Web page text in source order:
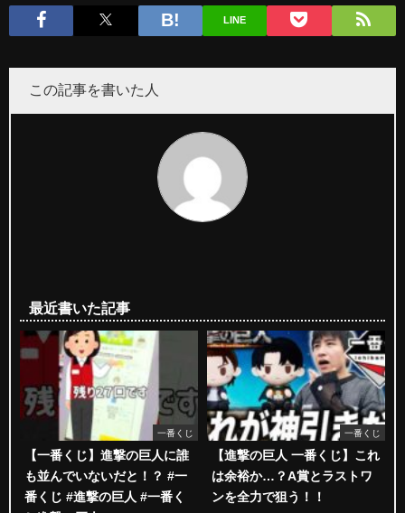
LINE
この記事を書いた人
最近書いた記事
一番くじ
【一番くじ】進撃の巨人に誰
も並んでいないだと！？ #一
番くじ #進撃の巨人 #一番く
一番くじ
【進撃の巨人 一番くじ】これ
は余裕か…？A賞とラストワ
ンを全力で狙う！！